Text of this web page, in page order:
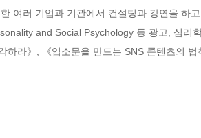
여러 기업과 기관에서 컨설팅과 강연을 하
and Social Psychology 등 광고, 심리
라》, 《입소문을 만드는 SNS 콘텐츠의